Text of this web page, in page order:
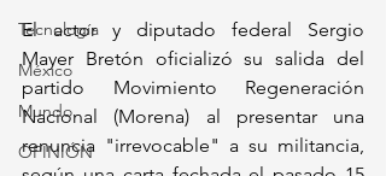
Tecnología
México
Mundo
OPINIÓN
El actor y diputado federal Sergio
Mayer Bretón oficializó su salida del
partido Movimiento Regeneración
Nacional (Morena) al presentar una
renuncia "irrevocable" a su militancia,